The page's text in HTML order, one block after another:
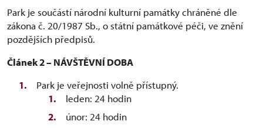
Park je součástí národní kulturní památky chráněné dle
zákona č. 20/1987 Sb., o státní památkové péči, ve znění
pozdějších předpisů.
Článek 2 – NÁVŠTĚVNÍ DOBA
Park je veřejnosti volně přístupný.
leden: 24 hodin
únor: 24 hodin